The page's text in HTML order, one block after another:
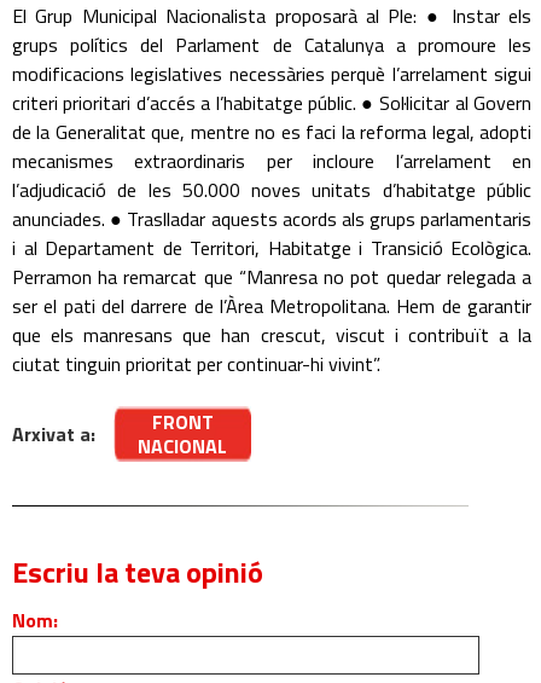
El Grup Municipal Nacionalista proposarà al Ple: ● Instar els
grups polítics del Parlament de Catalunya a promoure les
modificacions legislatives necessàries perquè l’arrelament sigui
criteri prioritari d’accés a l’habitatge públic. ● Sol·licitar al Govern
de la Generalitat que, mentre no es faci la reforma legal, adopti
mecanismes extraordinaris per incloure l’arrelament en
l’adjudicació de les 50.000 noves unitats d’habitatge públic
anunciades. ● Traslladar aquests acords als grups parlamentaris
i al Departament de Territori, Habitatge i Transició Ecològica.
Perramon ha remarcat que “Manresa no pot quedar relegada a
ser el pati del darrere de l’Àrea Metropolitana. Hem de garantir
que els manresans que han crescut, viscut i contribuït a la
ciutat tinguin prioritat per continuar-hi vivint”.
Arxivat a:
FRONT
NACIONAL
Escriu la teva opinió
Nom: